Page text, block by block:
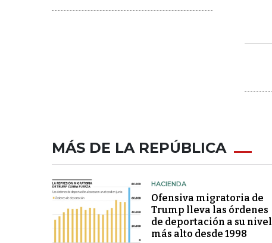
MÁS DE LA REPÚBLICA
HACIENDA
Ofensiva migratoria de
Trump lleva las órdenes
de deportación a su nivel
más alto desde 1998